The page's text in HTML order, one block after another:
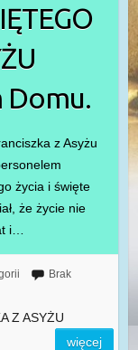
Domu.
z Asyżu
życia i święte
że życie nie
i…
Brak
Z ASYŻU
więcej